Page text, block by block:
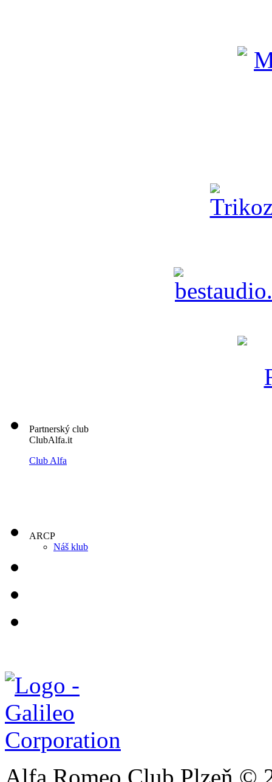
Partnerský club
ClubAlfa.it
Club Alfa
ARCP
Náš klub